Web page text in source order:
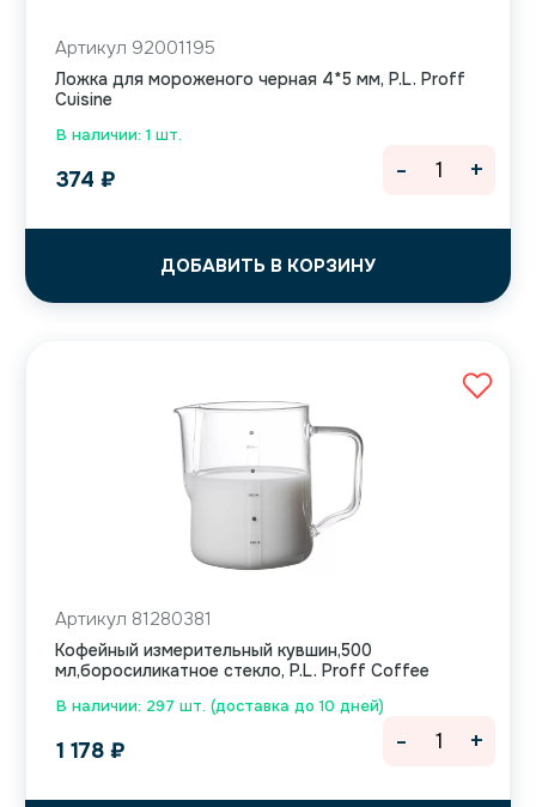
В наличии: 1 шт.
Артикул 92001195
Ложка для мороженого черная 4*5 мм, P.L. Proff
Cuisine
374 ₽
ДОБАВИТЬ В КОРЗИНУ
- +
В наличии: 297 шт. (доставка до 10 дней)
Артикул 81280381
Кофейный измерительный кувшин,500
мл,боросиликатное стекло, P.L. Proff Coffee
1 178 ₽ - +